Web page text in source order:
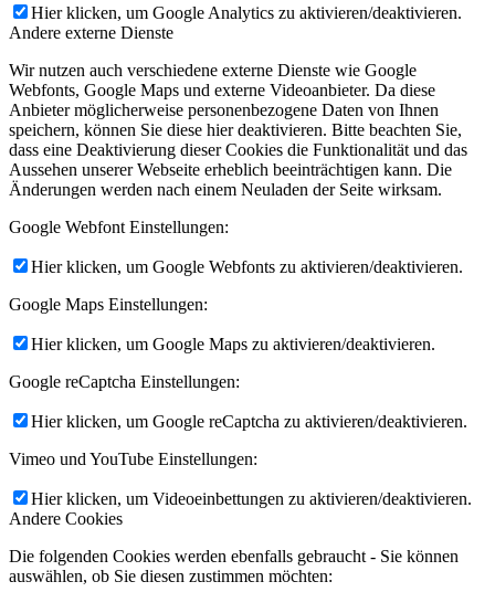
Hier klicken, um Google Analytics zu aktivieren/deaktivieren.
Andere externe Dienste
Wir nutzen auch verschiedene externe Dienste wie Google
Webfonts, Google Maps und externe Videoanbieter. Da diese
Anbieter möglicherweise personenbezogene Daten von Ihnen
speichern, können Sie diese hier deaktivieren. Bitte beachten Sie,
dass eine Deaktivierung dieser Cookies die Funktionalität und das
Aussehen unserer Webseite erheblich beeinträchtigen kann. Die
Änderungen werden nach einem Neuladen der Seite wirksam.
Google Webfont Einstellungen:
Hier klicken, um Google Webfonts zu aktivieren/deaktivieren.
Google Maps Einstellungen:
Hier klicken, um Google Maps zu aktivieren/deaktivieren.
Google reCaptcha Einstellungen:
Hier klicken, um Google reCaptcha zu aktivieren/deaktivieren.
Vimeo und YouTube Einstellungen:
Hier klicken, um Videoeinbettungen zu aktivieren/deaktivieren.
Andere Cookies
Die folgenden Cookies werden ebenfalls gebraucht - Sie können
auswählen, ob Sie diesen zustimmen möchten: